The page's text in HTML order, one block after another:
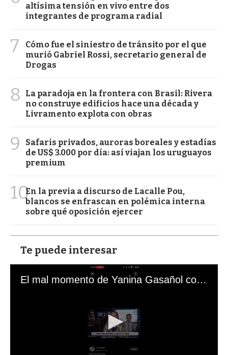
altísima tensión en vivo entre dos
integrantes de programa radial
7
Cómo fue el siniestro de tránsito por el que
murió Gabriel Rossi, secretario general de
Drogas
8
La paradoja en la frontera con Brasil: Rivera
no construye edificios hace una década y
Livramento explota con obras
9
Safaris privados, auroras boreales y estadías
de US$ 3.000 por día: así viajan los uruguayos
premium
10En la previa a discurso de Lacalle Pou,
blancos se enfrascan en polémica interna
sobre qué oposición ejercer
Te puede interesar
El mal momento de Yanina Gasañol con un hincha argentino en "Subrayado"